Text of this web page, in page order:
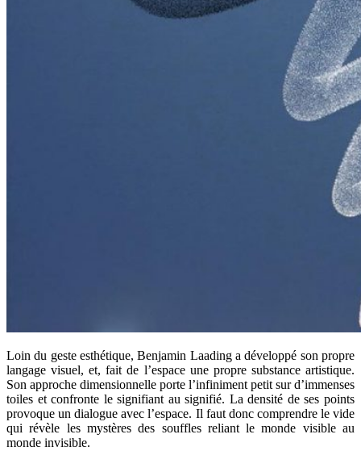
Loin du geste esthétique, Benjamin Laadinga développé son propre
langage visuel, et, fait de l’espace une propre substance artistique.
Son approche dimensionnelle porte l’infiniment petit sur d’immenses
toiles et confronte le signifiant au signifié. La densité de ses points
provoque un dialogue avec l’espace. Il faut donc comprendre le vide
qui révèle les mystères des souffles reliant le monde visible au
monde invisible.